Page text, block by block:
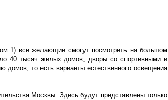
1) все желающие смогут посмотреть на большом
40 тысяч жилых домов, дворы со спортивными и
то есть варианты естественного освещения
Москвы. Здесь будут представлены только